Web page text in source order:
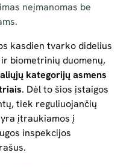
neįmanomas be
kasdien tvarko didelius
biometrinių duomenų,
kategorijų asmens
. Dėl to šios įstaigos
tiek reguliuojančių
įtraukiamos į
inspekcijos